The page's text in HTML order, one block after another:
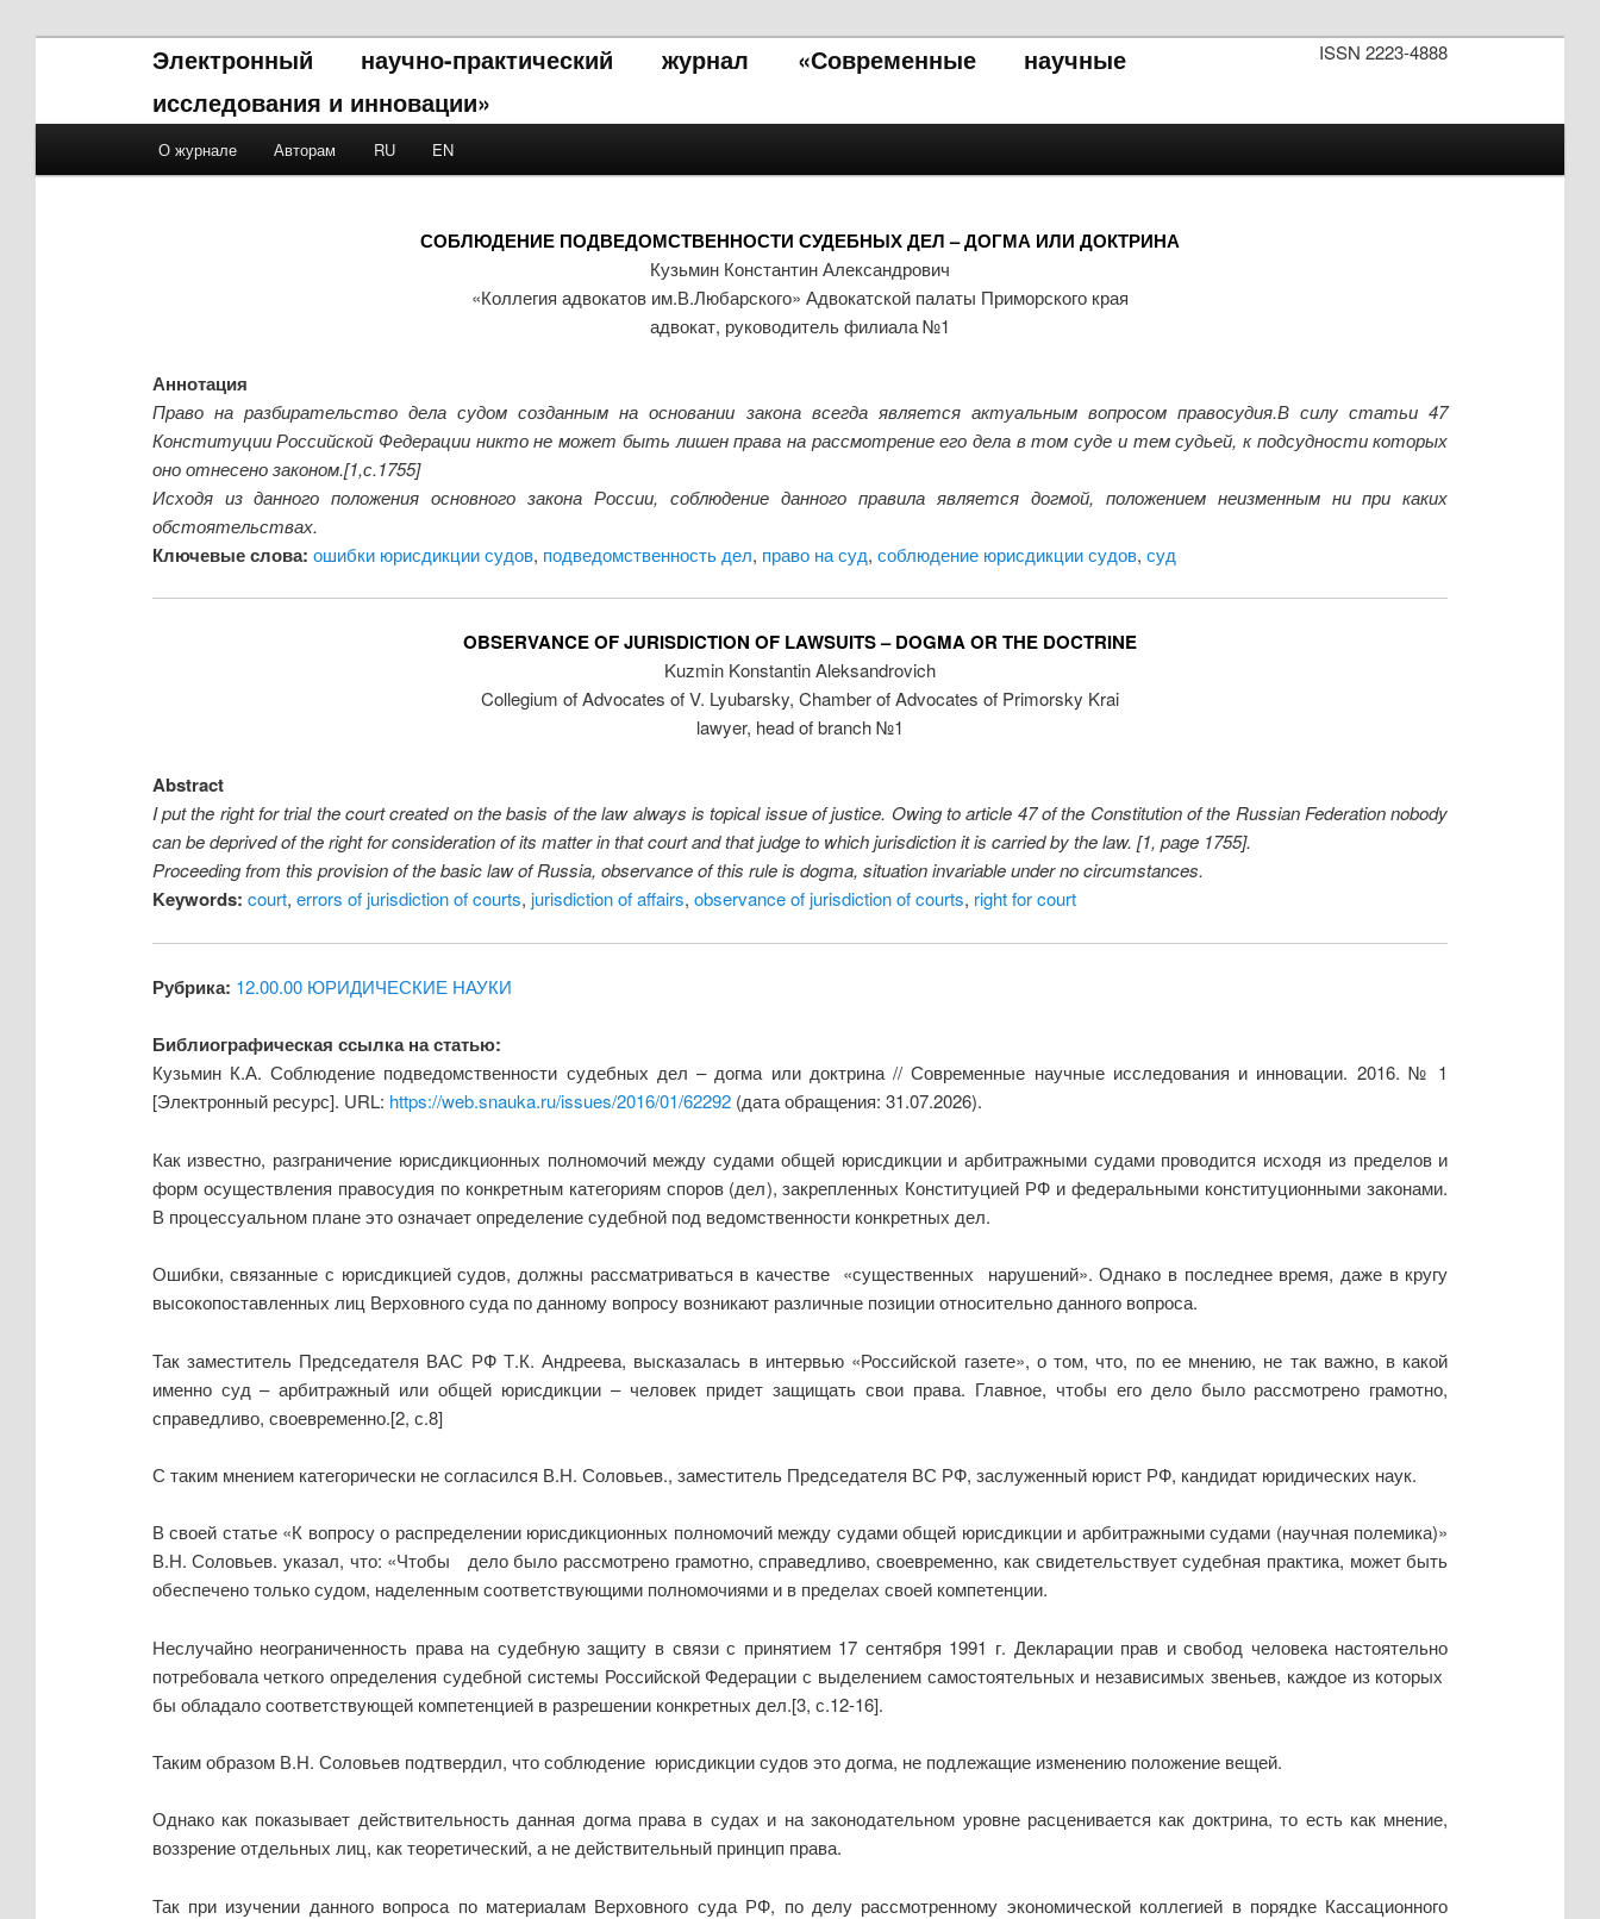
ISSN 2223-4888
Электронный научно-практический журнал «Современные научные
исследования и инновации»
Skip to primary content
Skip to secondary content
О журнале Авторам RU EN
СОБЛЮДЕНИЕ ПОДВЕДОМСТВЕННОСТИ СУДЕБНЫХ ДЕЛ – ДОГМА ИЛИ ДОКТРИНА
Кузьмин Константин Александрович
«Коллегия адвокатов им.В.Любарского» Адвокатской палаты Приморского края
адвокат, руководитель филиала №1
Аннотация
Право на разбирательство дела судом созданным на основании закона всегда является актуальным вопросом правосудия.В силу статьи 47
Конституции Российской Федерации никто не может быть лишен права на рассмотрение его дела в том суде и тем судьей, к подсудности которых
оно отнесено законом.[1,с.1755]
Исходя из данного положения основного закона России, соблюдение данного правила является догмой, положением неизменным ни при каких
обстоятельствах.
Ключевые слова: ошибки юрисдикции судов, подведомственность дел, право на суд, соблюдение юрисдикции судов, суд
OBSERVANCE OF JURISDICTION OF LAWSUITS – DOGMA OR THE DOCTRINE
Kuzmin Konstantin Aleksandrovich
Collegium of Advocates of V. Lyubarsky, Chamber of Advocates of Primorsky Krai
lawyer, head of branch №1
Abstract
I put the right for trial the court created on the basis of the law always is topical issue of justice. Owing to article 47 of the Constitution of the Russian Federation nobody
can be deprived of the right for consideration of its matter in that court and that judge to which jurisdiction it is carried by the law. [1, page 1755].
Proceeding from this provision of the basic law of Russia, observance of this rule is dogma, situation invariable under no circumstances.
Keywords: court, errors of jurisdiction of courts, jurisdiction of affairs, observance of jurisdiction of courts, right for court
Рубрика: 12.00.00 ЮРИДИЧЕСКИЕ НАУКИ
Библиографическая ссылка на статью:
Кузьмин К.А. Соблюдение подведомственности судебных дел – догма или доктрина // Современные научные исследования и инновации. 2016. № 1
[Электронный ресурс]. URL: https://web.snauka.ru/issues/2016/01/62292(дата обращения: 31.07.2026).
Как известно, разграничение юрисдикционных полномочий между судами общей юрисдикции и арбитражными судами проводится исходя из пределов и
форм осуществления правосудия по конкретным категориям споров (дел), закрепленных Конституцией РФ и федеральными конституционными законами.
В процессуальном плане это означает определение судебной под ведомственности конкретных дел.
Ошибки, связанные с юрисдикцией судов, должны рассматриваться в качестве «существенных нарушений». Однако в последнее время, даже в кругу
высокопоставленных лиц Верховного суда по данному вопросу возникают различные позиции относительно данного вопроса.
Так заместитель Председателя ВАС РФ Т.К. Андреева, высказалась в интервью «Российской газете», о том, что, по ее мнению, не так важно, в какой
именно суд – арбитражный или общей юрисдикции – человек придет защищать свои права. Главное, чтобы его дело было рассмотрено грамотно,
справедливо, своевременно.[2, с.8]
С таким мнением категорически не согласился В.Н. Соловьев., заместитель Председателя ВС РФ, заслуженный юрист РФ, кандидат юридических наук.
В своей статье «К вопросу о распределении юрисдикционных полномочий между судами общей юрисдикции и арбитражными судами (научная полемика)»
В.Н. Соловьев. указал, что: «Чтобы дело было рассмотрено грамотно, справедливо, своевременно, как свидетельствует судебная практика, может быть
обеспечено только судом, наделенным соответствующими полномочиями и в пределах своей компетенции.
Неслучайно неограниченность права на судебную защиту в связи с принятием 17 сентября 1991 г. Декларации прав и свобод человека настоятельно
потребовала четкого определения судебной системы Российской Федерации с выделением самостоятельных и независимых звеньев, каждое из которых
бы обладало соответствующей компетенцией в разрешении конкретных дел.[3, с.12-16].
Таким образом В.Н. Соловьев подтвердил, что соблюдение юрисдикции судов это догма, не подлежащие изменению положение вещей.
Однако как показывает действительность данная догма права в судах и на законодательном уровне расценивается как доктрина, то есть как мнение,
воззрение отдельных лиц, как теоретический, а не действительный принцип права.
Так при изучении данного вопроса по материалам Верховного суда РФ, по делу рассмотренному экономической коллегией в порядке Кассационного